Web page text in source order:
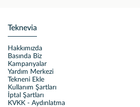
Teknevia
Hakkımızda
Basında Biz
Kampanyalar
Yardım Merkezi
Tekneni Ekle
Kullanım Şartları
İptal Şartları
KVKK - Aydınlatma